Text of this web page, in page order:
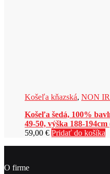
Košeľa kňazská, NON
Košeľa šedá, 100%
49-50, výška 188-
59,00 € Pridať do košíka
O firme